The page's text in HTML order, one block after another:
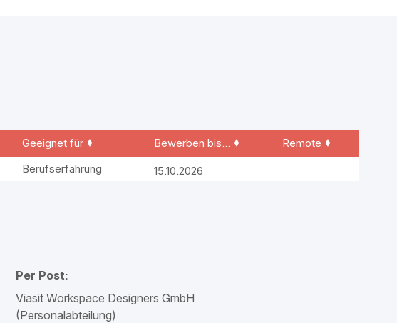
Geeignet für Bewerben bis...
Remote
Berufserfahrung 2026.10.15
15.10.2026
Per Post:
Viasit Workspace Designers GmbH
(Personalabteilung)